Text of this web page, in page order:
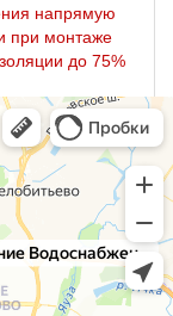
напрямую
при монтаже
до 75%